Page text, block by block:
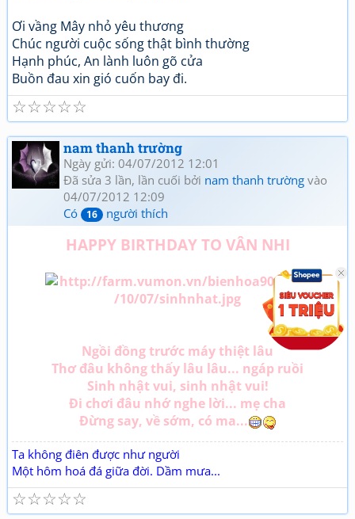
Ơi vầng Mây nhỏ yêu thương
Chúc người cuộc sống thật bình thường
Hạnh phúc, An lành luôn gõ cửa
Buồn đau xin gió cuốn bay đi.
☆
☆
☆
☆
☆
nam thanh trường
Ngày gửi: 04/07/2012 12:01
Đã sửa 3 lần, lần cuối bởi nam thanh trường vào
04/07/2012 12:09
Có
16 người thích
HAPPY BIRTHDAY TO VÂN NHI
Ngồi đồng trước máy thiệt lâu
Thơ đâu không thấy lâu lâu... ngáp ruồi
Sinh nhật vui, sinh nhật vui!
Đi chơi đâu nhớ nghe lời... mẹ cha
Đừng say, về sớm, có ma...
Ta không điên được như người
Một hôm hoá đá giữa đời. Dầm mưa...
☆
☆
☆
☆
☆